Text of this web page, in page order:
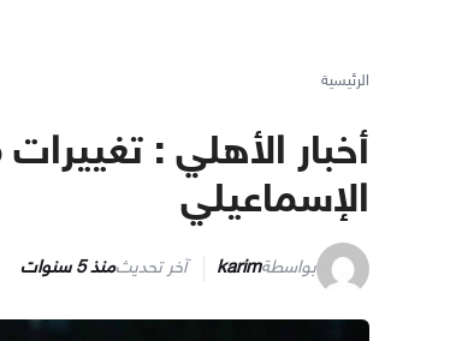
الرئيسية
أخبار الأهلي :
الإسماعيلي
بواسطةkarim آخر تحديثمنذ 5 سنوات